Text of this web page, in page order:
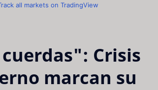
all markets on TradingView
Crisis
marcan su